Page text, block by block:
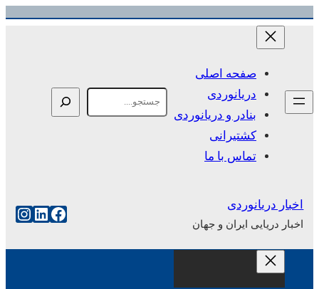
رفتن
صفحه اصلی
دریانوردی
بنادر و دریانوردی
کشتیرانی
تماس با ما
اخبار دریانوردی
اخبار دریایی ایران و جهان
فیس‌بوک